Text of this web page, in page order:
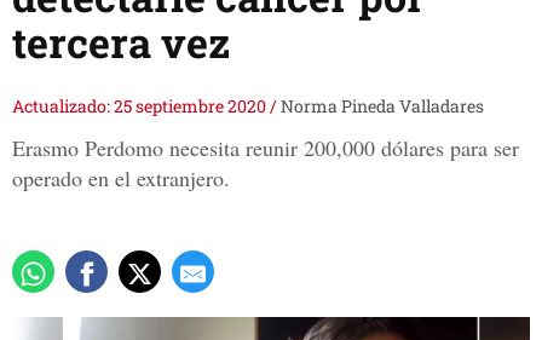
tercera vez
Actualizado: 25 septiembre 2020/Norma Pineda Valladares
Erasmo Perdomo necesita reunir 200,000 dólares para ser
operado en el extranjero.